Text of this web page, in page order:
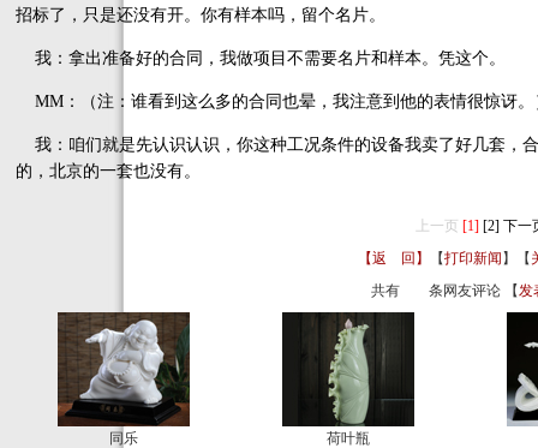
招标了，只是还没有开。你有样本吗，留个名片。
我：拿出准备好的合同，我做项目不需要名片和样本。凭这个。
MM：（注：谁看到这么多的合同也晕，我注意到他的表情很惊讶
我：咱们就是先认识认识，你这种工况条件的设备我卖了好几套，
的，北京的一套也没有。
上一页 [1] [2] 下一
【返 回】
【打印新闻 】【
共有
条网友评论 【发
同乐
荷叶瓶